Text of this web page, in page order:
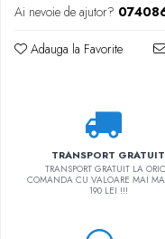
Ai nevoie de ajutor?
Adauga la Favorite
TRANSPORT GRATUIT
TRANSPORT GRATUIT LA
COMANDA CU VALOARE MAI
190 LEI !!!